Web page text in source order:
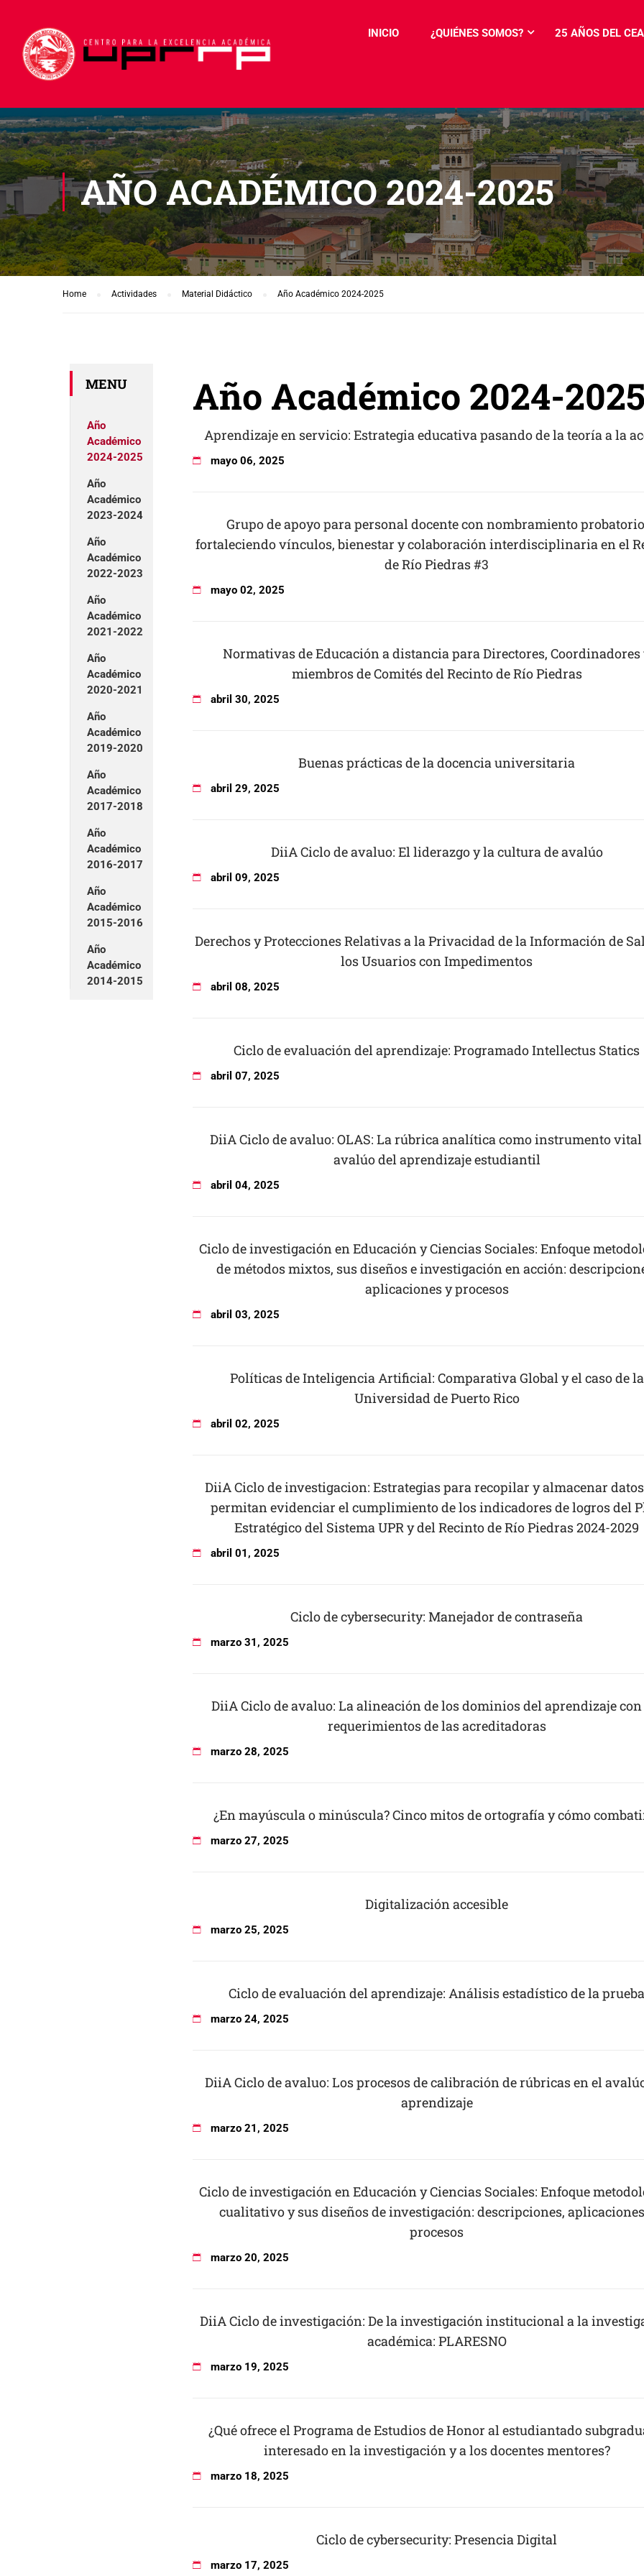
INICIO ¿QUIÉNES SOMOS? 25 AÑOS DEL CEA
AÑO ACADÉMICO 2024-2025
Home Actividades Material Didáctico Año Académico 2024-2025
MENU
Año
Académico
2024-2025
Año
Académico
2023-2024
Año
Académico
2022-2023
Año
Académico
2021-2022
Año
Académico
2020-2021
Año
Académico
2019-2020
Año
Académico
2017-2018
Año
Académico
2016-2017
Año
Académico
2015-2016
Año
Académico
2014-2015
Año Académico 2024-2025
Aprendizaje en servicio: Estrategia educativa pasando de la teoría a la
mayo 06,2025
Grupo de apoyo para personal docente con nombramiento
fortaleciendo vínculos, bienestar y colaboración interdisciplinaria en el
de Río Piedras #3
mayo 02,2025
Normativas de Educación a distancia para Directores, Coordinadores
miembros de Comités del Recinto de Río Piedras
abril 30,2025
Buenas prácticas de la docencia universitaria
abril 29,2025
DiiA Ciclo de avaluo: El liderazgo y la cultura de avalúo
abril 09,2025
Derechos y Protecciones Relativas a la Privacidad de la Información de
los Usuarios con Impedimentos
abril 08,2025
Ciclo de evaluación del aprendizaje: Programado Intellectus Statics
abril 07,2025
DiiA Ciclo de avaluo: OLAS: La rúbrica analítica como instrumento
avalúo del aprendizaje estudiantil
abril 04,2025
Ciclo de investigación en Educación y Ciencias Sociales: Enfoque
de métodos mixtos, sus diseños e investigación en acción:
aplicaciones y procesos
abril 03,2025
Políticas de Inteligencia Artificial: Comparativa Global y el caso de la
Universidad de Puerto Rico
abril 02,2025
DiiA Ciclo de investigacion: Estrategias para recopilar y almacenar
permitan evidenciar el cumplimiento de los indicadores de logros del
Estratégico del Sistema UPR y del Recinto de Río Piedras 2024-2029
abril 01 ,2025
Ciclo de cybersecurity: Manejador de contraseña
marzo 31 ,2025
DiiA Ciclo de avaluo: La alineación de los dominios del aprendizaje
requerimientos de las acreditadoras
marzo 28,2025
¿En mayúscula o minúscula? Cinco mitos de ortografía y cómo
marzo 27,2025
Digitalización accesible
marzo 25,2025
Ciclo de evaluación del aprendizaje: Análisis estadístico de la prueba
marzo 24,2025
DiiA Ciclo de avaluo: Los procesos de calibración de rúbricas en el
aprendizaje
marzo 21 ,2025
Ciclo de investigación en Educación y Ciencias Sociales: Enfoque
cualitativo y sus diseños de investigación: descripciones,
procesos
marzo 20,2025
DiiA Ciclo de investigación: De la investigación institucional a la
académica: PLARESNO
marzo 19,2025
¿Qué ofrece el Programa de Estudios de Honor al estudiantado
interesado en la investigación y a los docentes mentores?
marzo 18,2025
Ciclo de cybersecurity: Presencia Digital
marzo 17,2025